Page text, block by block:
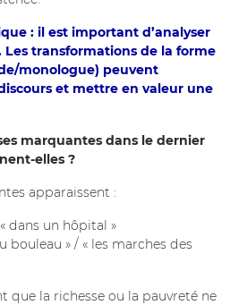
: il est important d’analyser
transformations de la forme
monologue) peuvent
et mettre en valeur une
marquantes dans le dernier
elles ?
apparaissent :
dans un hôpital »
bouleau » / « les marches des
que la richesse ou la pauvreté ne